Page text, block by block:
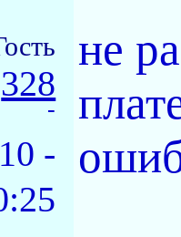
328
-
-
не